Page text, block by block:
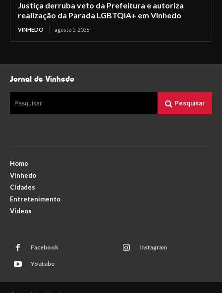
Justiça derruba veto da Prefeitura e autoriza
realização da Parada LGBTQIA+ em Vinhedo
VINHEDO agosto 5, 2026
Jornal de Vinhedo
Pesquisar Pesquisar
Home
Vinhedo
Cidades
Entretenimento
Vídeos
Facebook Instagram
Youtube